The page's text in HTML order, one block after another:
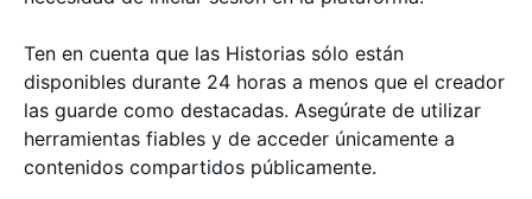
Ten en cuenta que las Historias sólo están
disponibles durante 24 horas a menos que el creador
las guarde como destacadas. Asegúrate de utilizar
herramientas fiables y de acceder únicamente a
contenidos compartidos públicamente.